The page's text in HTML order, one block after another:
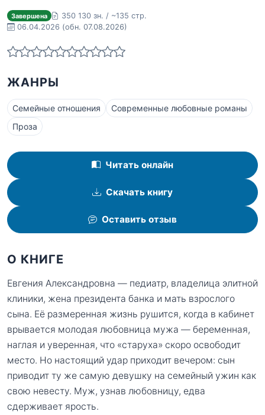
Завершена
350 130 зн. / ~135 стр.
06.04.2026 (обн. 07.08.2026)
ЖАНРЫ
Семейные отношения
Современные любовные романы
Проза
Читать онлайн
Скачать книгу
Оставить отзыв
О КНИГЕ
Евгения Александровна — педиатр, владелица элитной
клиники, жена президента банка и мать взрослого
сына. Её размеренная жизнь рушится, когда в кабинет
врывается молодая любовница мужа — беременная,
наглая и уверенная, что «старуха» скоро освободит
место. Но настоящий удар приходит вечером: сын
приводит ту же самую девушку на семейный ужин как
свою невесту. Муж, узнав любовницу, едва
сдерживает ярость.